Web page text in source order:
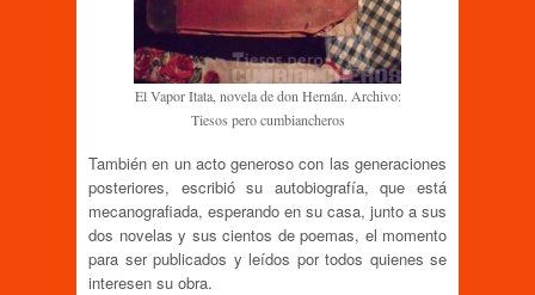
El Vapor Itata, novela de don Hernán. Archivo:
Tiesos pero cumbiancheros
También en un acto generoso con las generaciones
posteriores, escribió su autobiografía, que está
mecanografiada, esperando en su casa, junto a sus
dos novelas y sus cientos de poemas, el momento
para ser publicados y leídos por todos quienes se
interesen su obra.